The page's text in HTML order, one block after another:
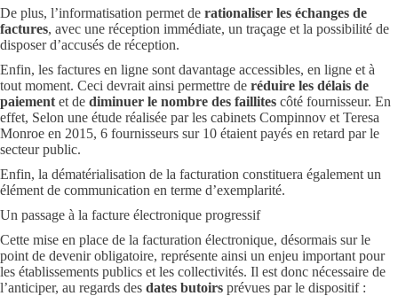
De plus, l’informatisation permet de rationaliser les échanges de
factures, avec une réception immédiate, un traçage et la possibilité de
disposer d’accusés de réception.
Enfin, les factures en ligne sont davantage accessibles, en ligne et à
tout moment. Ceci devrait ainsi permettre de réduire les délais de
paiement et de diminuer le nombre des faillites côté fournisseur. En
effet, Selon une étude réalisée par les cabinets Compinnov et Teresa
Monroe en 2015, 6 fournisseurs sur 10 étaient payés en retard par le
secteur public.
Enfin, la dématérialisation de la facturation constituera également un
élément de communication en terme d’exemplarité.
Un passage à la facture électronique progressif
Cette mise en place de la facturation électronique, désormais sur le
point de devenir obligatoire, représente ainsi un enjeu important pour
les établissements publics et les collectivités. Il est donc nécessaire de
l’anticiper, au regards des dates butoirs prévues par le dispositif :